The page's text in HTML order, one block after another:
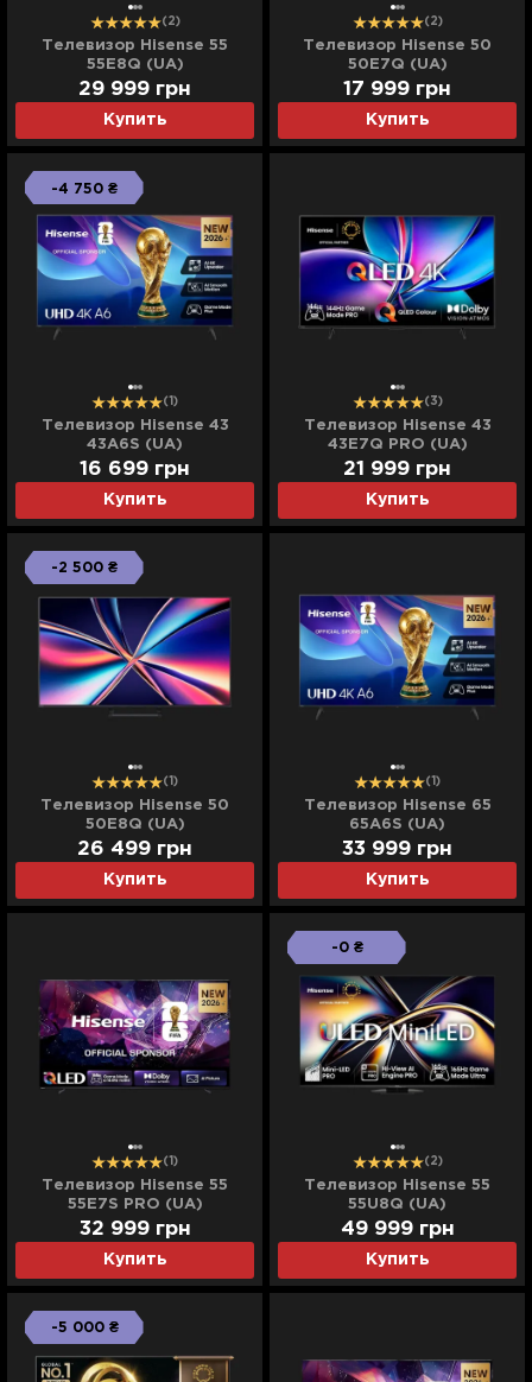
(2)
Телевизор Hisense 55
55E8Q (UA)
Купить
29 999 грн
(2)
Телевизор Hisense 50
50E7Q (UA)
Купить
17 999 грн
-4 750 ₴
(1)
Телевизор Hisense 43
43A6S (UA)
Купить
16 699 грн
(3)
Телевизор Hisense 43
43E7Q PRO (UA)
Купить
21 999 грн
-2 500 ₴
(1)
Телевизор Hisense 50
50E8Q (UA)
Купить
26 499 грн
(1)
Телевизор Hisense 65
65A6S (UA)
Купить
33 999 грн
(1)
Телевизор Hisense 55
55E7S PRO (UA)
Купить
32 999 грн
-0 ₴
(2)
Телевизор Hisense 55
55U8Q (UA)
Купить
49 999 грн
-5 000 ₴